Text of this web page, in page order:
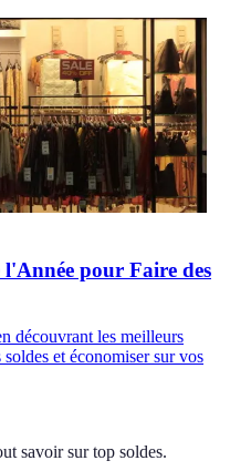
pour Faire des
découvrant les meilleurs
et économiser sur vos
savoir sur top soldes.